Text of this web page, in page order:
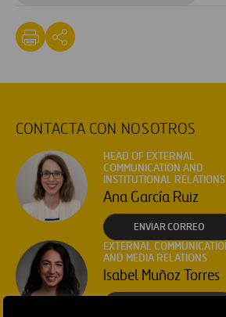
CONTACTA CON NOSOTROS
HEAD OF EXTERNAL
COMMUNICATION AND
INSTITUTIONAL RELATIONS
Ana García Ruiz
ENVIAR CORREO
EXTERNAL
AND MEDIA RELATIONS
Isabel Muñoz Torres